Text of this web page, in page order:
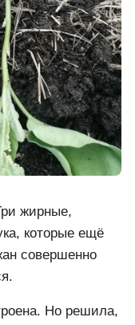
жирные,
которые ещё
совершенно
Но решила,